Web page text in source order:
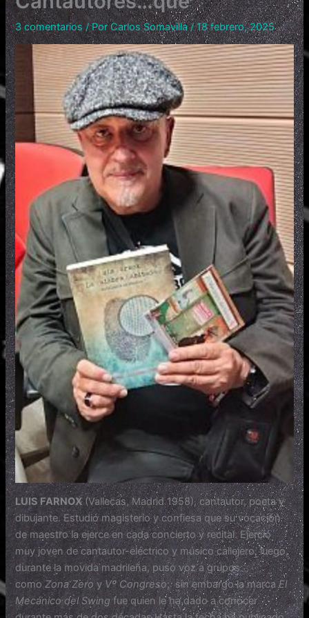
3 comentarios / PorCarlos Somavilla/18 febrero, 2025
LUIS FARNOX(Vallecas, Madrid 1958), cantautor, poeta y
dibujante. Estudió magisterio y confiesa que su vocación
de maestro la ejerce en cada concierto y recital. Ejerció
muy joven de cantautor-eléctrico y músico callejero, luego,
durante la movida madrileña, puso voz a grupos
comoZona ZeroyVº Congreso; sin embargo la marcaEl
Mecánico del Swingfue quien le ha dado a conocer